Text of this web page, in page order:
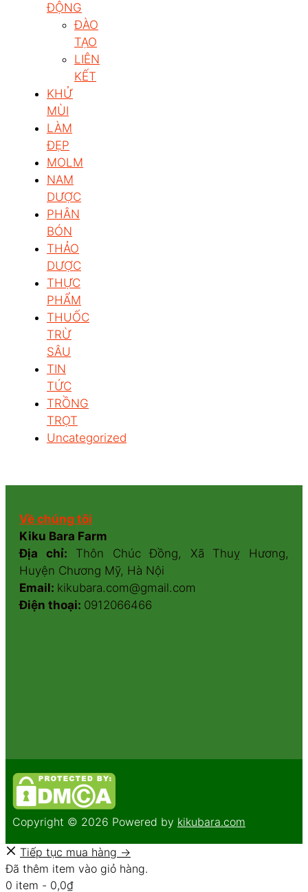
ĐỘNG
ĐÀO
TẠO
LIÊN
KẾT
KHỬ
MÙI
LÀM
ĐẸP
MOLM
NAM
DƯỢC
PHÂN
BÓN
THẢO
DƯỢC
THỰC
PHẨM
THUỐC
TRỪ
SÂU
TIN
TỨC
TRỒNG
TRỌT
Uncategorized
Về chúng tôi
Kiku Bara Farm
Địa chỉ: Thôn Chúc Đồng, Xã Thuỵ Hương,
Huyện Chương Mỹ, Hà Nội
Email: kikubara.com@gmail.com
Điện thoại: 0912066466
Copyright © 2026 Powered by kikubara.com
Tiếp tục mua hàng →
Đã thêm item vào giỏ hàng.
0 item - 0,0₫